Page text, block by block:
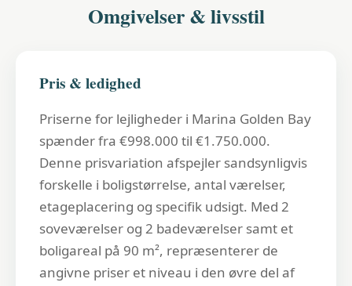
Omgivelser & livsstil
Pris & ledighed
Priserne for lejligheder i Marina Golden Bay
spænder fra €998.000 til €1.750.000.
Denne prisvariation afspejler sandsynligvis
forskelle i boligstørrelse, antal værelser,
etageplacering og specifik udsigt. Med 2
soveværelser og 2 badeværelser samt et
boligareal på 90 m², repræsenterer de
angivne priser et niveau i den øvre del af